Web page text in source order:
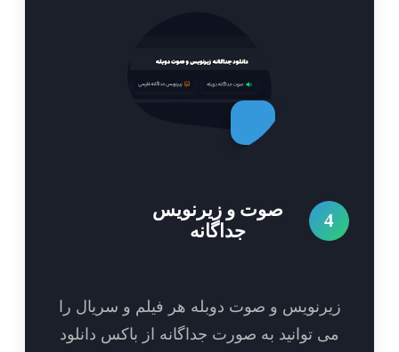
صوت و زیرنویس
جداگانه
و صوت دوبله هر فیلم و سریال را
توانید به صورت جداگانه از باکس دانلود